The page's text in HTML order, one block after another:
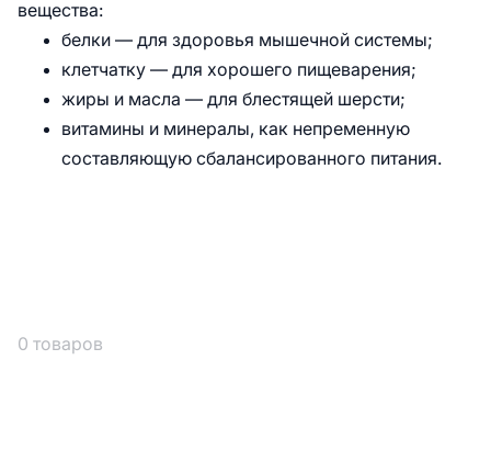
вещества:
белки — для здоровья мышечной системы;
клетчатку — для хорошего пищеварения;
жиры и масла — для блестящей шерсти;
витамины и минералы, как непременную
составляющую сбалансированного питания.
0 товаров